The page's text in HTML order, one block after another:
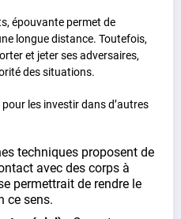
épouvante permet de
longue distance. Toutefois,
et jeter ses adversaires,
des situations.
les investir dans d’autres
techniques proposent de
avec des corps à
permettrait de rendre le
ce sens.